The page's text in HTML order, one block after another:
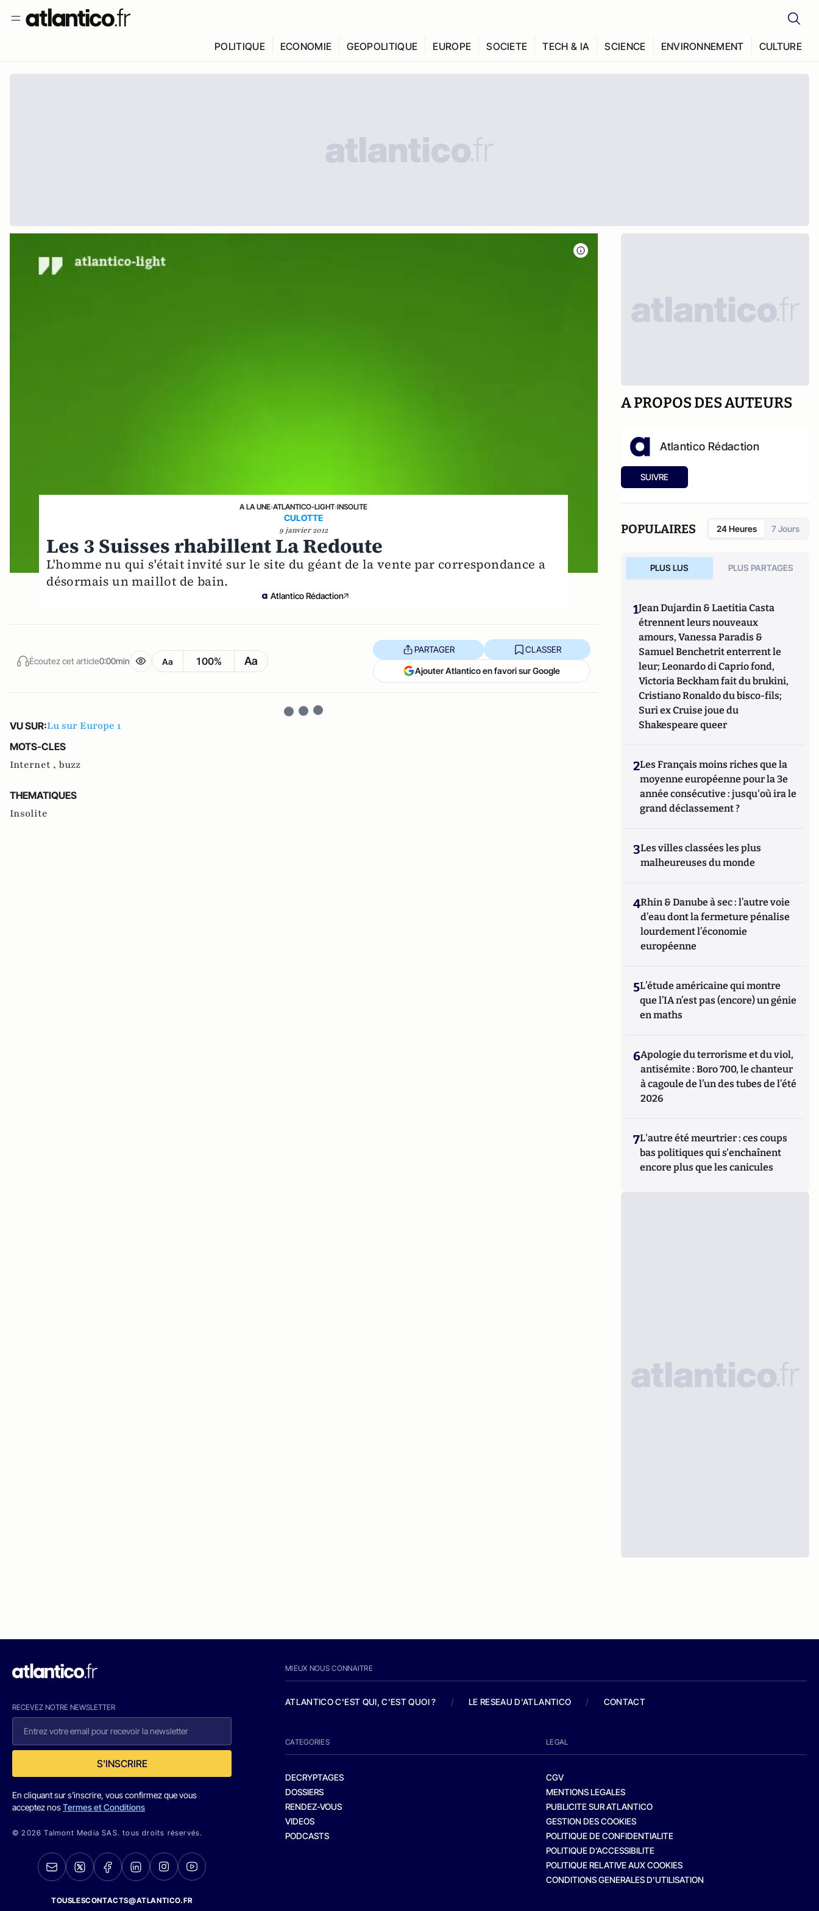
POLITIQUE ECONOMIE GEOPOLITIQUE EUROPE SOCIETE TECH & IA SCIENCE ENVIRONNEMENT CULTURE
A LA UNE›ATLANTICO-LIGHT›INSOLITE
CULOTTE
9 janvier 2012
Les 3 Suisses rhabillent La Redoute
L'homme nu qui s'était invité sur le site du géant de la vente par correspondance a
désormais un maillot de bain.
Atlantico Rédaction
Écoutez cet article0:00min Aa 100% Aa
PARTAGER CLASSER
Ajouter Atlantico en favori sur Google
VU SUR:Lu sur Europe 1
MOTS-CLES
Internet , buzz
THEMATIQUES
Insolite
A PROPOS DES AUTEURS
Atlantico Rédaction
SUIVRE
POPULAIRES 24 Heures 7 Jours
PLUS LUS PLUS PARTAGES
1Jean Dujardin & Laetitia Casta
étrennent leurs nouveaux
amours, Vanessa Paradis &
Samuel Benchetrit enterrent le
leur; Leonardo di Caprio fond,
Victoria Beckham fait du brukini,
Cristiano Ronaldo du bisco-fils;
Suri ex Cruise joue du
Shakespeare queer
2Les Français moins riches que la
moyenne européenne pour la 3e
année consécutive : jusqu'où ira le
grand déclassement ?
3Les villes classées les plus
malheureuses du monde
4Rhin & Danube à sec : l’autre voie
d’eau dont la fermeture pénalise
lourdement l’économie
européenne
5L’étude américaine qui montre
que l’IA n’est pas (encore) un génie
en maths
6Apologie du terrorisme et du viol,
antisémite : Boro 700, le chanteur
à cagoule de l’un des tubes de l’été
2026
7L'autre été meurtrier : ces coups
bas politiques qui s'enchaînent
encore plus que les canicules
RECEVEZ NOTRE NEWSLETTER
S'INSCRIRE
En cliquant sur s'inscrire, vous confirmez que vous
acceptez nosTermes et Conditions
© 2026 Talmont Media SAS. tous droits réservés.
TOUSLESCONTACTS@ATLANTICO.FR
MIEUX NOUS CONNAITRE
ATLANTICO C'EST QUI, C'EST QUOI ? / LE RESEAU D'ATLANTICO / CONTACT
CATEGORIES
DECRYPTAGES
DOSSIERS
RENDEZ-VOUS
VIDEOS
PODCASTS
LEGAL
CGV
MENTIONS LEGALES
PUBLICITE SUR ATLANTICO
GESTION DES COOKIES
POLITIQUE DE CONFIDENTIALITE
POLITIQUE D’ACCESSIBILITE
POLITIQUE RELATIVE AUX COOKIES
CONDITIONS GENERALES D’UTILISATION